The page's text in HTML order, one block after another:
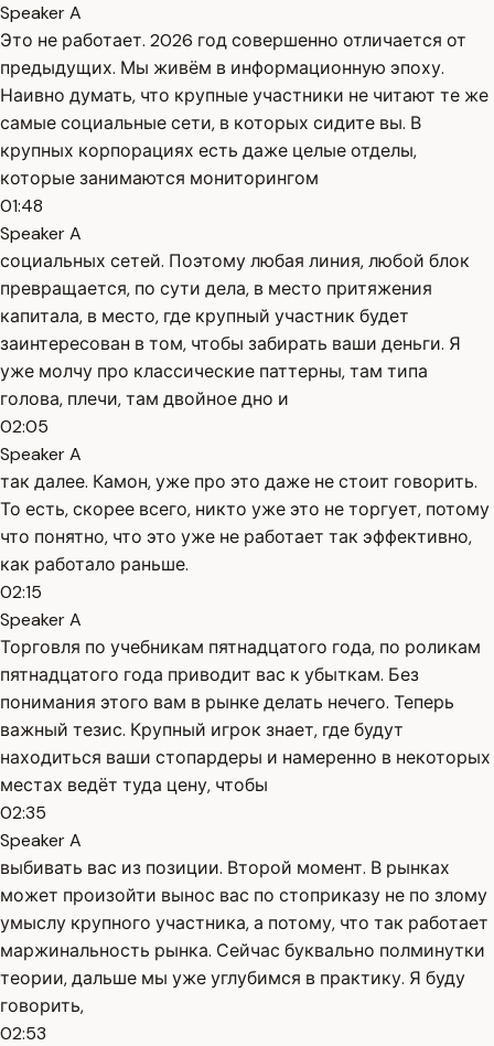
Speaker A
Это не работает. 2026 год совершенно отличается от
предыдущих. Мы живём в информационную эпоху.
Наивно думать, что крупные участники не читают те же
самые социальные сети, в которых сидите вы. В
крупных корпорациях есть даже целые отделы,
которые занимаются мониторингом
01:48
Speaker A
социальных сетей. Поэтому любая линия, любой блок
превращается, по сути дела, в место притяжения
капитала, в место, где крупный участник будет
заинтересован в том, чтобы забирать ваши деньги. Я
уже молчу про классические паттерны, там типа
голова, плечи, там двойное дно и
02:05
Speaker A
так далее. Камон, уже про это даже не стоит говорить.
То есть, скорее всего, никто уже это не торгует, потому
что понятно, что это уже не работает так эффективно,
как работало раньше.
02:15
Speaker A
Торговля по учебникам пятнадцатого года, по роликам
пятнадцатого года приводит вас к убыткам. Без
понимания этого вам в рынке делать нечего. Теперь
важный тезис. Крупный игрок знает, где будут
находиться ваши стопардеры и намеренно в некоторых
местах ведёт туда цену, чтобы
02:35
Speaker A
выбивать вас из позиции. Второй момент. В рынках
может произойти вынос вас по стоприказу не по злому
умыслу крупного участника, а потому, что так работает
маржинальность рынка. Сейчас буквально полминутки
теории, дальше мы уже углубимся в практику. Я буду
говорить,
02:53